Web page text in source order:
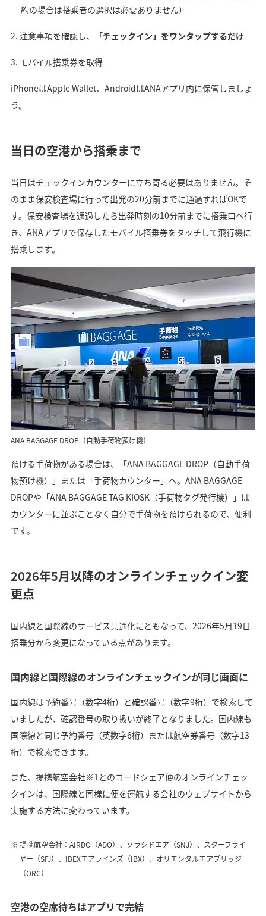
約の場合は搭乗者の選択は必要ありません）
注意事項を確認し、 「チェックイン」をワンタップするだけ
モバイル搭乗券を取得
iPhoneはApple Wallet、AndroidはANAアプリ内に保管しましょ
う。
当日の空港から搭乗まで
当日はチェックインカウンターに立ち寄る必要はありません。そ
のまま保安検査場に行って出発の20分前までに通過すればOKで
す。保安検査場を通過したら出発時刻の10分前までに搭乗口へ行
き、ANAアプリで保存したモバイル搭乗券をタッチして飛行機に
搭乗します。
ANA BAGGAGE DROP（自動手荷物預け機）
預ける手荷物がある場合は、「ANA BAGGAGE DROP（自動手荷
物預け機）」または「手荷物カウンター」へ。ANA BAGGAGE
DROPや「ANA BAGGAGE TAG KIOSK（手荷物タグ発行機）」は
カウンターに並ぶことなく自分で手荷物を預けられるので、便利
です。
2026年5月以降のオンラインチェックイン変
更点
国内線と国際線のサービス共通化にともなって、2026年5月19日
搭乗分から変更になっている点があります。
国内線と国際線のオンラインチェックインが同じ画面に
国内線は予約番号（数字4桁）と確認番号（数字9桁）で検索して
いましたが、確認番号の取り扱いが終了となりました。国内線も
国際線と同じ予約番号（英数字6桁）または航空券番号（数字13
桁）で検索できます。
また、提携航空会社※1とのコードシェア便のオンラインチェッ
クインは、国際線と同様に便を運航する会社のウェブサイトから
実施する方法に変わっています。
提携航空会社：AIRDO（ADO）、ソラシドエア（SNJ）、スターフライ
ヤー（SFJ）、IBEXエアラインズ（IBX）、オリエンタルエアブリッジ
（ORC）
空港の空席待ちはアプリで完結